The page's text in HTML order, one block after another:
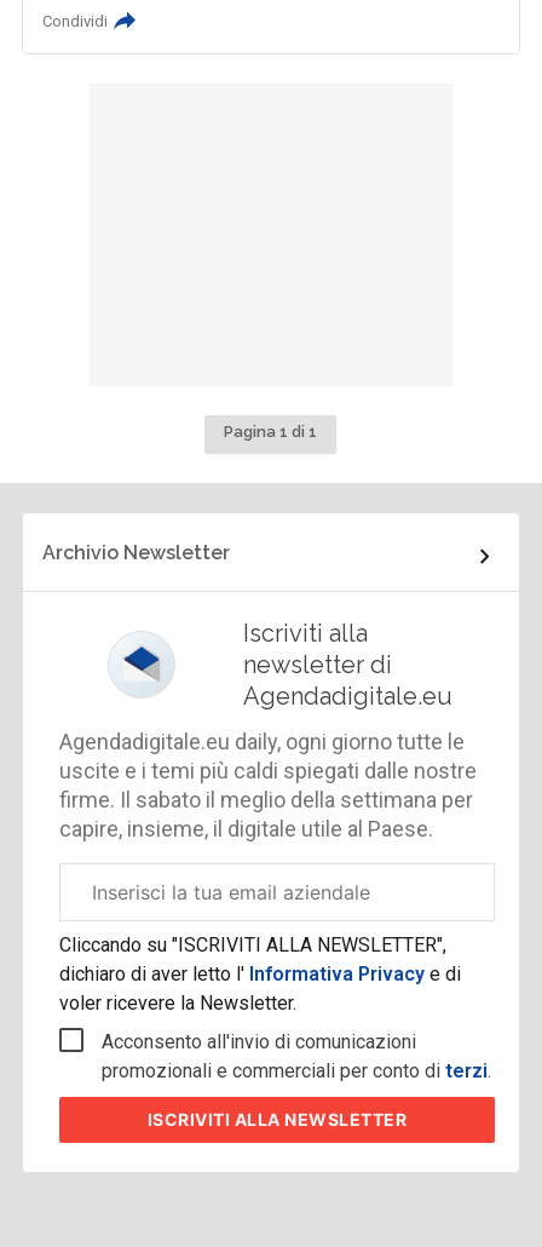
Condividi
Pagina 1 di 1
Archivio Newsletter
Iscriviti alla
newsletter di
Agendadigitale.eu
Agendadigitale.eu daily, ogni giorno tutte le
uscite e i temi più caldi spiegati dalle nostre
firme. Il sabato il meglio della settimana per
capire, insieme, il digitale utile al Paese.
aziendale
Cliccando su "ISCRIVITI ALLA NEWSLETTER",
dichiaro di aver letto l' Informativa Privacye di
voler ricevere la Newsletter.
Acconsento all'invio di comunicazioni
promozionali e commerciali per conto diterzi.
ISCRIVITI ALLA NEWSLETTER